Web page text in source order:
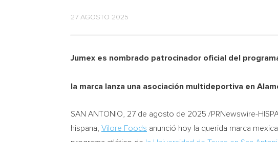
27 AGOSTO 2025
Jumex es nombrado patrocinador oficial del
la marca lanza una asociación multideportiva en
SAN ANTONIO 27 de agosto de 2025 /PRNewswire-
hispana, Vilore Foods anunció hoy la querida marca